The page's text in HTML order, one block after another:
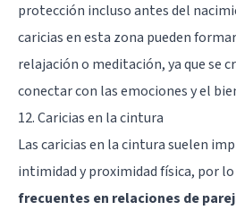
protección incluso antes del
caricias en esta zona pueden
relajación o meditación, ya que se
conectar con las emociones y el
12. Caricias en la cintura
Las caricias en la cintura suelen
intimidad y proximidad física, por lo
frecuentes en relaciones de